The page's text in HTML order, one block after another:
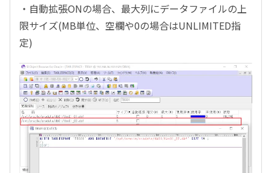
・自動拡張ONの場合、最大列にデータファイルの上
限サイズ(MB単位、空欄や0の場合はUNLIMITED指
定)